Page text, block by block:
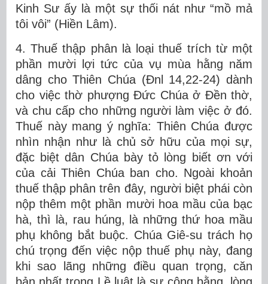
Kinh Sư ấy là một sự thối nát như “mồ mả
tôi vôi” (Hiền Lâm).
4. Thuế thập phân là loại thuế trích từ một
phần mười lợi tức của vụ mùa hằng năm
dâng cho Thiên Chúa (Đnl 14,22-24) dành
cho việc thờ phượng Đức Chúa ở Đền thờ,
và chu cấp cho những người làm việc ở đó.
Thuế này mang ý nghĩa: Thiên Chúa được
nhìn nhận như là chủ sở hữu của mọi sự,
đặc biệt dân Chúa bày tỏ lòng biết ơn với
của cải Thiên Chúa ban cho. Ngoài khoản
thuế thập phân trên đây, người biệt phái còn
nộp thêm một phần mười hoa mầu của bạc
hà, thì là, rau húng, là những thứ hoa mầu
phụ không bắt buộc. Chúa Giê-su trách họ
chú trọng đến việc nộp thuế phụ này, đang
khi sao lãng những điều quan trọng, căn